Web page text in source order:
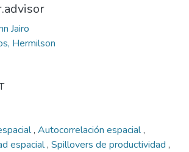
Jairo
Hermilson
, Autocorrelación espacial,
espacial, Spillovers de productividad ,